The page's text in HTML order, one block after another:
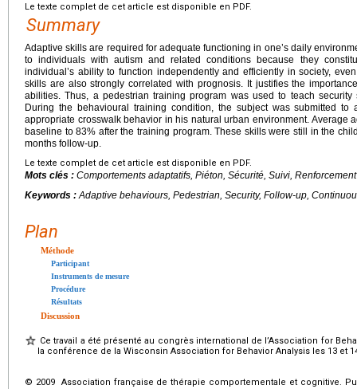
Le texte complet de cet article est disponible en PDF.
Summary
Adaptive skills are required for adequate functioning in one’s daily
to individuals with autism and related conditions because they
individual’s ability to function independently and efficiently in society,
skills are also strongly correlated with prognosis. It justifies the
abilities. Thus, a pedestrian training program was used to teach
During the behavioural training condition, the subject was submitted to
appropriate crosswalk behavior in his natural urban environment. Average
baseline to 83% after the training program. These skills were still in the
months follow-up.
Le texte complet de cet article est disponible en PDF.
Mots clés : Comportements adaptatifs, Piéton, Sécurité, Suivi,
Keywords :Adaptive behaviours, Pedestrian, Security, Follow-up,
Plan
Méthode
Participant
Instruments de mesure
Procédure
Résultats
Discussion
Ce travail a été présenté au congrès international de l’Association for
la conférence de la Wisconsin Association for Behavior Analysis les 13 et
© 2009 Association française de thérapie comportementale et cognitive.